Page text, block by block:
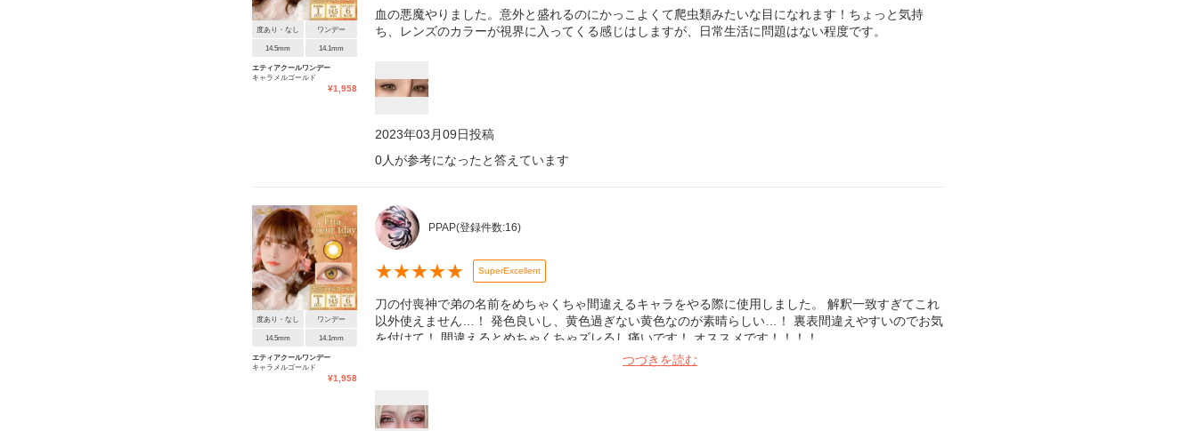
度あり・なし ワンデー
14.5mm 14.1mm
エティアクールワンデー
キャラメルゴールド
¥1,958
血の悪魔やりました。意外と盛れるのにかっこよくて爬虫類みたいな目になれます！ちょっと気持
ち、レンズのカラーが視界に入ってくる感じはしますが、日常生活に問題はない程度です。
2023年03月09日投稿
0人が参考になったと答えています
度あり・なし ワンデー
14.5mm 14.1mm
エティアクールワンデー
キャラメルゴールド
¥1,958
PPAP(登録件数:16)
★★★★★ SuperExcellent
刀の付喪神で弟の名前をめちゃくちゃ間違えるキャラをやる際に使用しました。 解釈一致すぎてこれ
以外使えません…！ 発色良いし、黄色過ぎない黄色なのが素晴らしい…！ 裏表間違えやすいのでお気
を付けて！ 間違えるとめちゃくちゃズレるし痛いです！ オススメです！！！！
つづきを読む